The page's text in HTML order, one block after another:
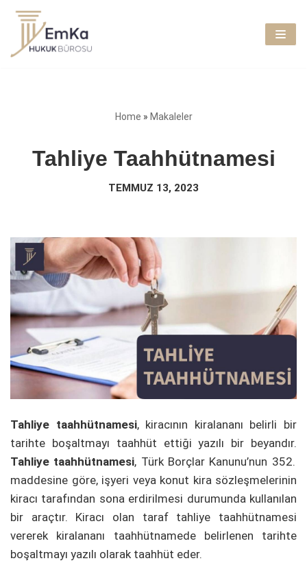
İçeriğe
geç
Home » Makaleler
Tahliye Taahhütnamesi
TEMMUZ 13, 2023
Tahliye taahhütnamesi, kiracının kiralananı belirli bir
tarihte boşaltmayı taahhüt ettiği yazılı bir beyandır.
Tahliye taahhütnamesi, Türk Borçlar Kanunu’nun 352.
maddesine göre, işyeri veya konut kira sözleşmelerinin
kiracı tarafından sona erdirilmesi durumunda kullanılan
bir araçtır. Kiracı olan taraf tahliye taahhütnamesi
vererek kiralananı taahhütnamede belirlenen tarihte
boşaltmayı yazılı olarak taahhüt eder.